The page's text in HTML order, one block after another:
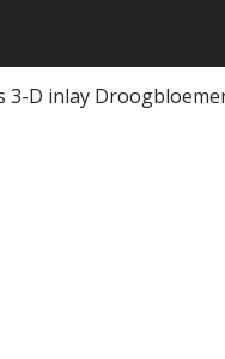
3-D inlay